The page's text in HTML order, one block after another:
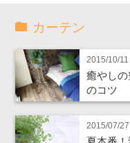
カーテン
2015/10/11
癒やし
のコツ
2015/07/27